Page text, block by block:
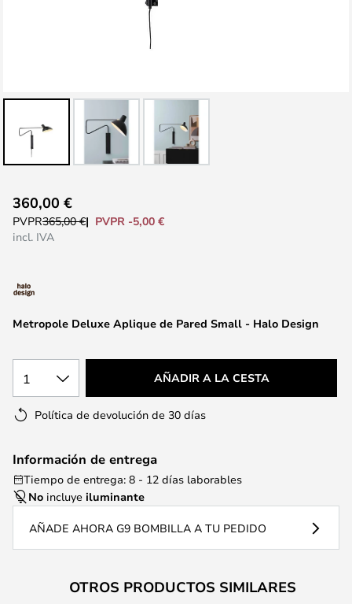
al
comienzo
galería
imágenes
Metropole Deluxe Aplique de Pared Small - Halo Design
360,00 €
PVPR365,00 €
PVPR -5,00 €
incl. IVA
1 AÑADIR A LA CESTA
Política de devolución de 30 días
Información de entrega
Tiempo de entrega: 8 - 12 días laborables
No incluye iluminante
AÑADE AHORA G9 BOMBILLA A TU PEDIDO
OTROS PRODUCTOS SIMILARES